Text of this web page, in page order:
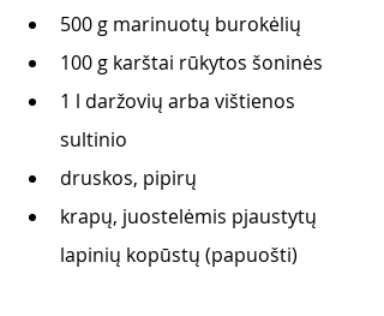
500 g marinuotų burokėlių
100 g karštai rūkytos šoninės
1 l daržovių arba vištienos
sultinio
druskos, pipirų
krapų, juostelėmis pjaustytų
lapinių kopūstų (papuošti)